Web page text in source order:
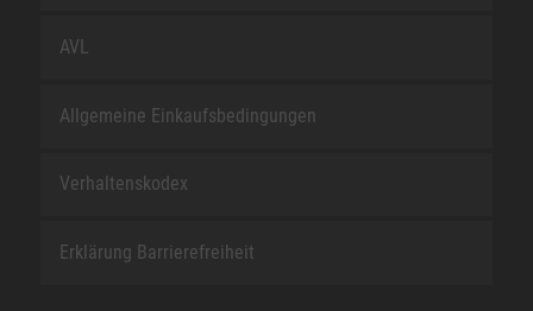
AVL
Allgemeine Einkaufsbedingungen
Verhaltenskodex
Erklärung Barrierefreiheit